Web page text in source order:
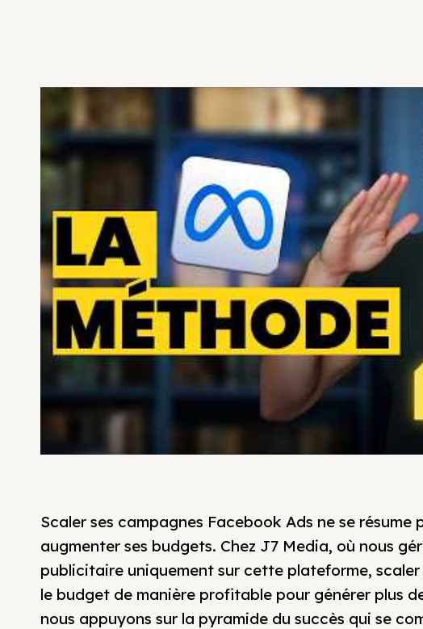
Scaler ses campagnes Facebook Ads ne se
augmenter ses budgets. Chez J7 Media, où nous
publicitaire uniquement sur cette plateforme,
le budget de manière profitable pour générer plus
nous appuyons sur la pyramide du succès qui se